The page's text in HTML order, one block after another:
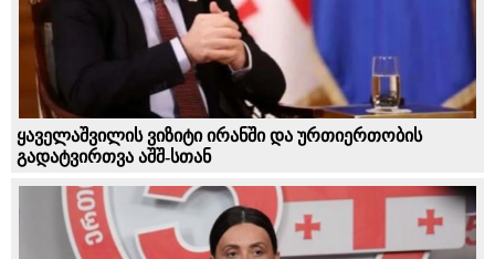
ყაველაშვილის ვიზიტი ირანში და ურთიერთობის
გადატვირთვა აშშ-სთან